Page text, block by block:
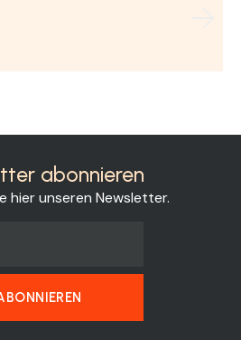
abonnieren
hier unseren Newsletter.